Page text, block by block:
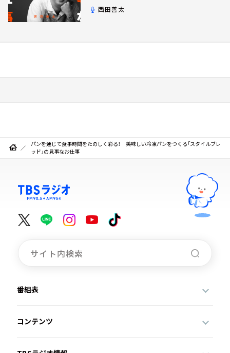
西田善太
パンを通じて食事時間をたのしく彩る！ 美味しい冷凍パンをつくる「スタイルブレ
ッド」の見事なお仕事
番組表
コンテンツ